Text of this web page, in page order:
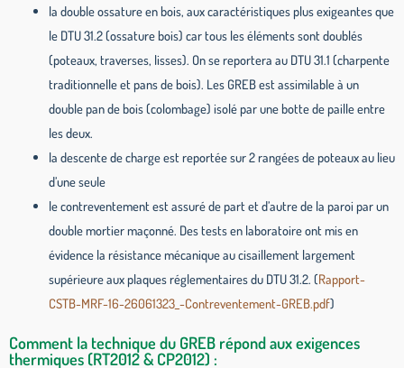
la double ossature en bois, aux caractéristiques plus exigeantes que
le DTU 31.2 (ossature bois) car tous les éléments sont doublés
(poteaux, traverses, lisses). On se reportera au DTU 31.1 (charpente
traditionnelle et pans de bois). Les GREB est assimilable à un
double pan de bois (colombage) isolé par une botte de paille entre
les deux.
la descente de charge est reportée sur 2 rangées de poteaux au lieu
d’une seule
le contreventement est assuré de part et d’autre de la paroi par un
double mortier maçonné. Des tests en laboratoire ont mis en
évidence la résistance mécanique au cisaillement largement
supérieure aux plaques réglementaires du DTU 31.2. (Rapport-
CSTB-MRF-16-26061323_-Contreventement-GREB.pdf)
Comment la technique du GREB répond aux exigences
thermiques (RT2012 & CP2012) :